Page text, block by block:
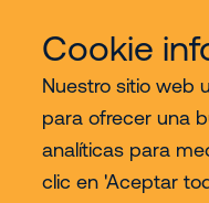
Cookie
Nuestro sitio web
para ofrecer una
analíticas para
clic en 'Aceptar
Servicios
Sectores